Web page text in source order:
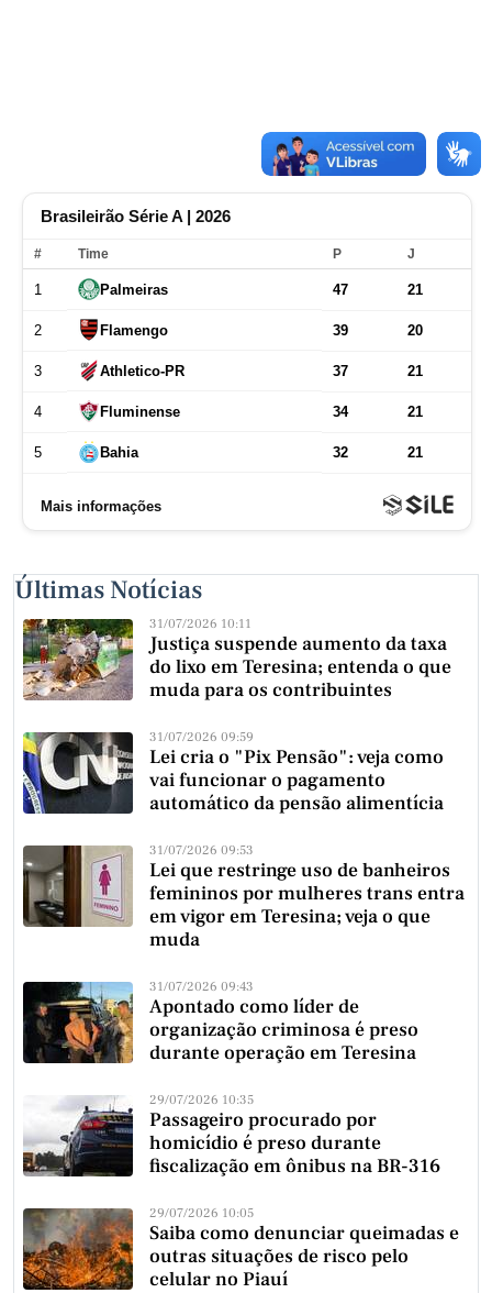
Últimas Notícias
31/07/2026 10:11
Justiça suspende aumento da taxa
do lixo em Teresina; entenda o que
muda para os contribuintes
31/07/2026 09:59
Lei cria o "Pix Pensão": veja como
vai funcionar o pagamento
automático da pensão alimentícia
31/07/2026 09:53
Lei que restringe uso de banheiros
femininos por mulheres trans entra
em vigor em Teresina; veja o que
muda
31/07/2026 09:43
Apontado como líder de
organização criminosa é preso
durante operação em Teresina
29/07/2026 10:35
Passageiro procurado por
homicídio é preso durante
fiscalização em ônibus na BR-316
29/07/2026 10:05
Saiba como denunciar queimadas e
outras situações de risco pelo
celular no Piauí